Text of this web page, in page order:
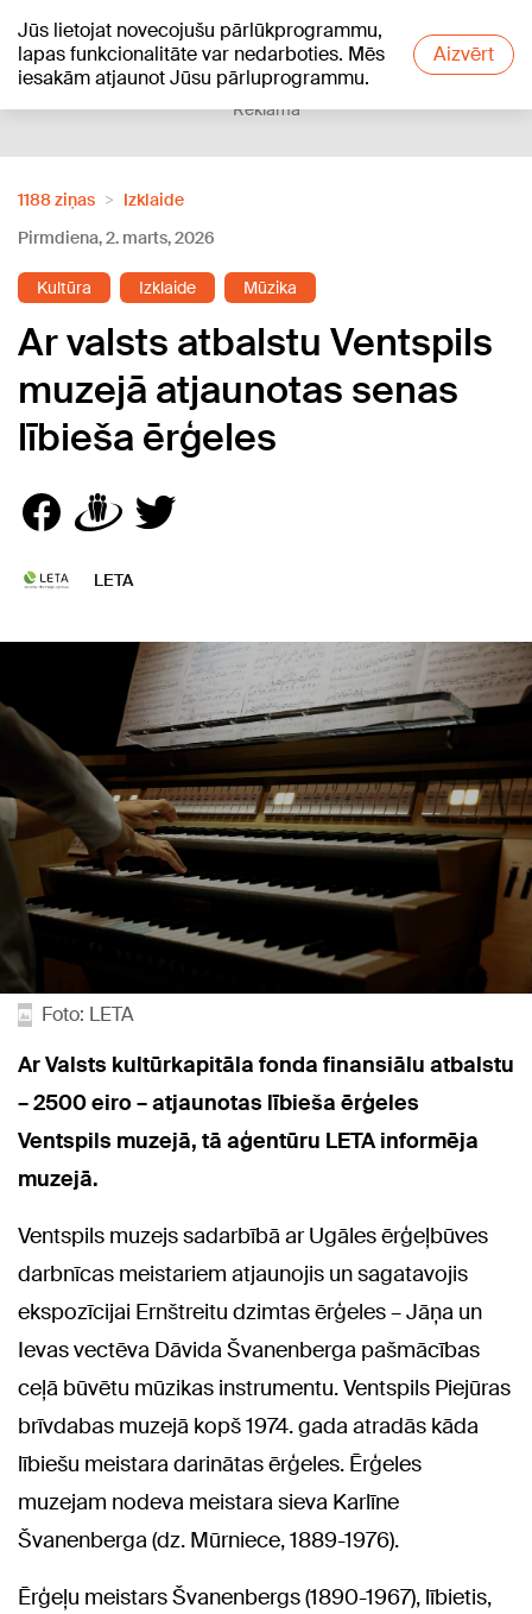
Jūs lietojat novecojušu pārlūkprogrammu,
lapas funkcionalitāte var nedarboties. Mēs
iesakām atjaunot Jūsu pārluprogrammu.
Aizvērt
+19°C
Reklāma
1188 ziņas
Izklaide
Pirmdiena, 2. marts, 2026
Kultūra Izklaide Mūzika
Ar valsts atbalstu Ventspils
muzejā atjaunotas senas
lībieša ērģeles
LETA
Foto: LETA
Ar Valsts kultūrkapitāla fonda finansiālu atbalstu
– 2500 eiro – atjaunotas lībieša ērģeles
Ventspils muzejā, tā aģentūru LETA informēja
muzejā.
Ventspils muzejs sadarbībā ar Ugāles ērģeļbūves
darbnīcas meistariem atjaunojis un sagatavojis
ekspozīcijai Ernštreitu dzimtas ērģeles – Jāņa un
Ievas vectēva Dāvida Švanenberga pašmācības
ceļā būvētu mūzikas instrumentu. Ventspils Piejūras
brīvdabas muzejā kopš 1974. gada atradās kāda
lībiešu meistara darinātas ērģeles. Ērģeles
muzejam nodeva meistara sieva Karlīne
Švanenberga (dz. Mūrniece, 1889-1976).
Ērģeļu meistars Švanenbergs (1890-1967), lībietis,